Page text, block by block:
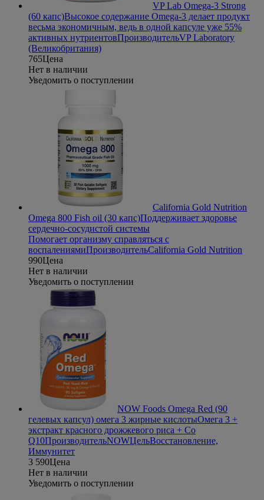
VP Lab Omega-3 Strong
(60 капс)Высокое содержание Omega-3 делает продукт
весьма экономичным, ведь в одной капсуле уже 55%
активных нутриентовПроизводительVP Laboratory
(Великобритания)
765Цена
Нет в наличии
Уведомить о поступлении
California Gold Nutrition
Omega 800 Fish oil (30 капс)Поддерживает здоровье
сердечно-сосудистой системы
Помогает организму справляться с
воспалениямиПроизводительCalifornia Gold Nutrition
990Цена
Нет в наличии
Уведомить о поступлении
NOW Foods Omega Red (90
гелевых капсул) омега 3 жирные кислотыОмега 3 +
экстракт красного дрожжевого риса + Co
Q10ПроизводительNOWЦельВосстановление,
Иммунитет
3 590Цена
Нет в наличии
Уведомить о поступлении